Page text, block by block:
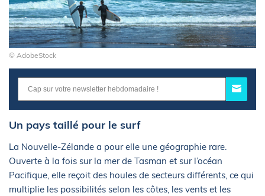
© AdobeStock
Un pays taillé pour le surf
La Nouvelle-Zélande a pour elle une géographie rare.
Ouverte à la fois sur la mer de Tasman et sur l’océan
Pacifique, elle reçoit des houles de secteurs différents, ce qui
multiplie les possibilités selon les côtes, les vents et les